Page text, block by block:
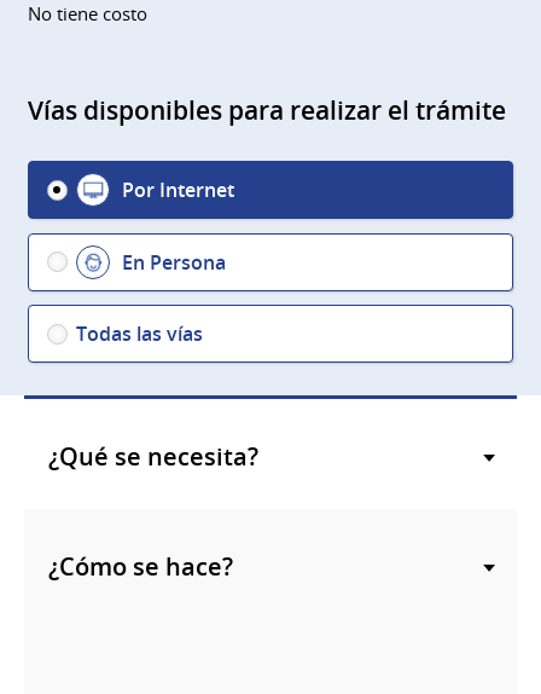
No tiene costo
Vías disponibles para realizar el trámite
Por Internet
En Persona
Todas las vías
¿Qué se necesita?
¿Cómo se hace?